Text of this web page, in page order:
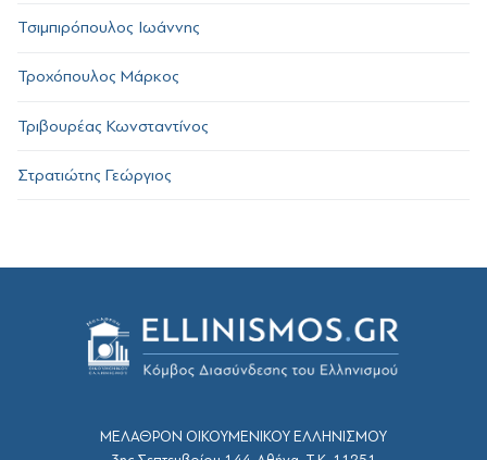
Τσιμπιρόπουλος Ιωάννης
Τροχόπουλος Μάρκος
Τριβουρέας Κωνσταντίνος
Στρατιώτης Γεώργιος
ΜΕΛΑΘΡΟΝ ΟΙΚΟΥΜΕΝΙΚΟΥ ΕΛΛΗΝΙΣΜΟΥ